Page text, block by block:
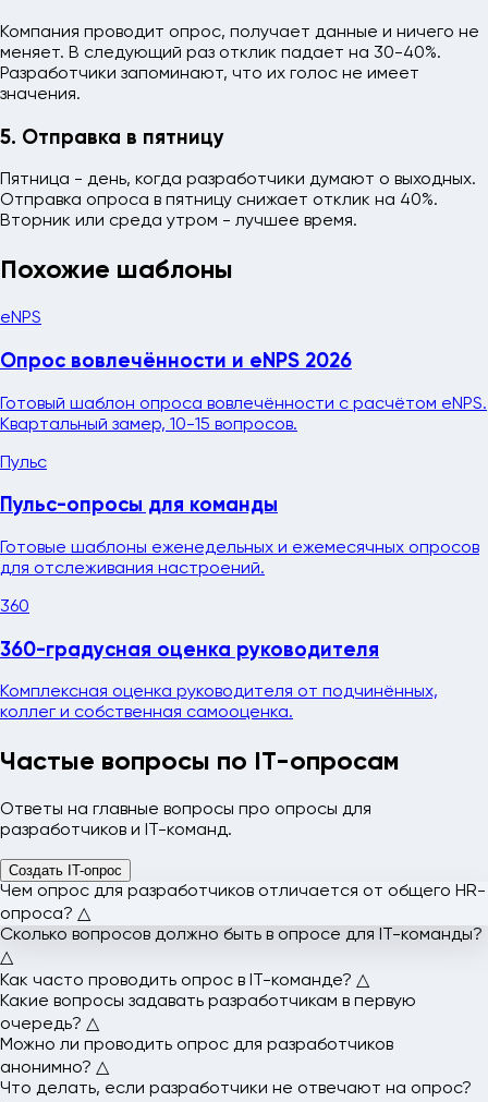
Компания проводит опрос, получает данные и ничего не
меняет. В следующий раз отклик падает на 30-40%.
Разработчики запоминают, что их голос не имеет
значения.
5. Отправка в пятницу
Пятница - день, когда разработчики думают о выходных.
Отправка опроса в пятницу снижает отклик на 40%.
Вторник или среда утром - лучшее время.
Похожие шаблоны
eNPS
Опрос вовлечённости и eNPS 2026
Готовый шаблон опроса вовлечённости с расчётом eNPS.
Квартальный замер, 10-15 вопросов.
Пульс
Пульс-опросы для команды
Готовые шаблоны еженедельных и ежемесячных опросов
для отслеживания настроений.
360
360-градусная оценка руководителя
Комплексная оценка руководителя от подчинённых,
коллег и собственная самооценка.
Частые вопросы по IT-опросам
Ответы на главные вопросы про опросы для
разработчиков и IT-команд.
Создать IT-опрос
Чем опрос для разработчиков отличается от общего HR-
опроса? △
Опрос для IT
добавляет вопросы про технический долг,
архитектурные решения, код-ревью, CI/CD,
инфраструктуру и выгорание от дедлайнов.
Сколько вопросов должно быть в опросе для IT-команды?
△
Как часто проводить опрос в IT-команде? △
Какие вопросы задавать разработчикам в первую
очередь? △
Можно ли проводить опрос для разработчиков
анонимно? △
Что делать, если разработчики не отвечают на опрос?